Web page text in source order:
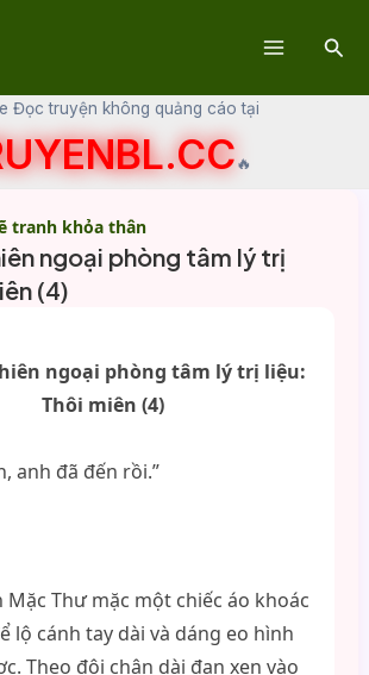
Đọc truyện không quảng cáo tại
🔥
tranh khỏa thân
ngoại phòng tâm lý trị
(4)
ngoại phòng tâm lý trị liệu:
Thôi miên (4)
anh đã đến rồi.”
Mặc Thư mặc một chiếc áo khoác
lộ cánh tay dài và dáng eo hình
Theo đôi chân dài đan xen vào